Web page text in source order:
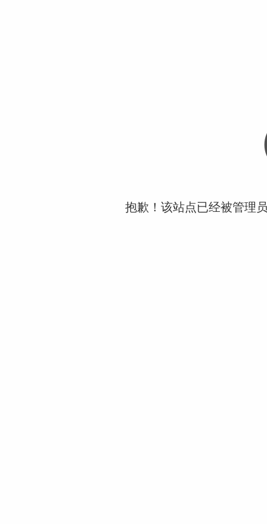
抱歉！该站点已经被管理